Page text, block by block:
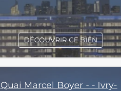
DÉCOUVRIR CE BIEN
Quai Marcel Boyer - - Ivry-